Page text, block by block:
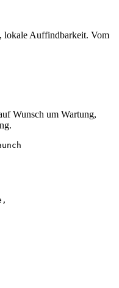
lokale Auffindbarkeit. Vom
Wunsch um Wartung,
,